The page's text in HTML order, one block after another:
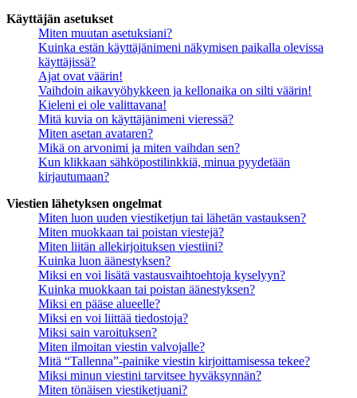
Käyttäjän asetukset
Miten muutan asetuksiani?
Kuinka estän käyttäjänimeni näkymisen paikalla olevissa
käyttäjissä?
Ajat ovat väärin!
Vaihdoin aikavyöhykkeen ja kellonaika on silti väärin!
Kieleni ei ole valittavana!
Mitä kuvia on käyttäjänimeni vieressä?
Miten asetan avataren?
Mikä on arvonimi ja miten vaihdan sen?
Kun klikkaan sähköpostilinkkiä, minua pyydetään
kirjautumaan?
Viestien lähetyksen ongelmat
Miten luon uuden viestiketjun tai lähetän vastauksen?
Miten muokkaan tai poistan viestejä?
Miten liitän allekirjoituksen viestiini?
Kuinka luon äänestyksen?
Miksi en voi lisätä vastausvaihtoehtoja kyselyyn?
Kuinka muokkaan tai poistan äänestyksen?
Miksi en pääse alueelle?
Miksi en voi liittää tiedostoja?
Miksi sain varoituksen?
Miten ilmoitan viestin valvojalle?
Mitä “Tallenna”-painike viestin kirjoittamisessa tekee?
Miksi minun viestini tarvitsee hyväksynnän?
Miten tönäisen viestiketjuani?